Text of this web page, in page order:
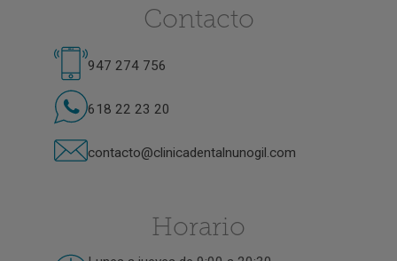
Contacto
947 274 756
618 22 23 20
contacto@clinicadentalnunogil.com
Horario